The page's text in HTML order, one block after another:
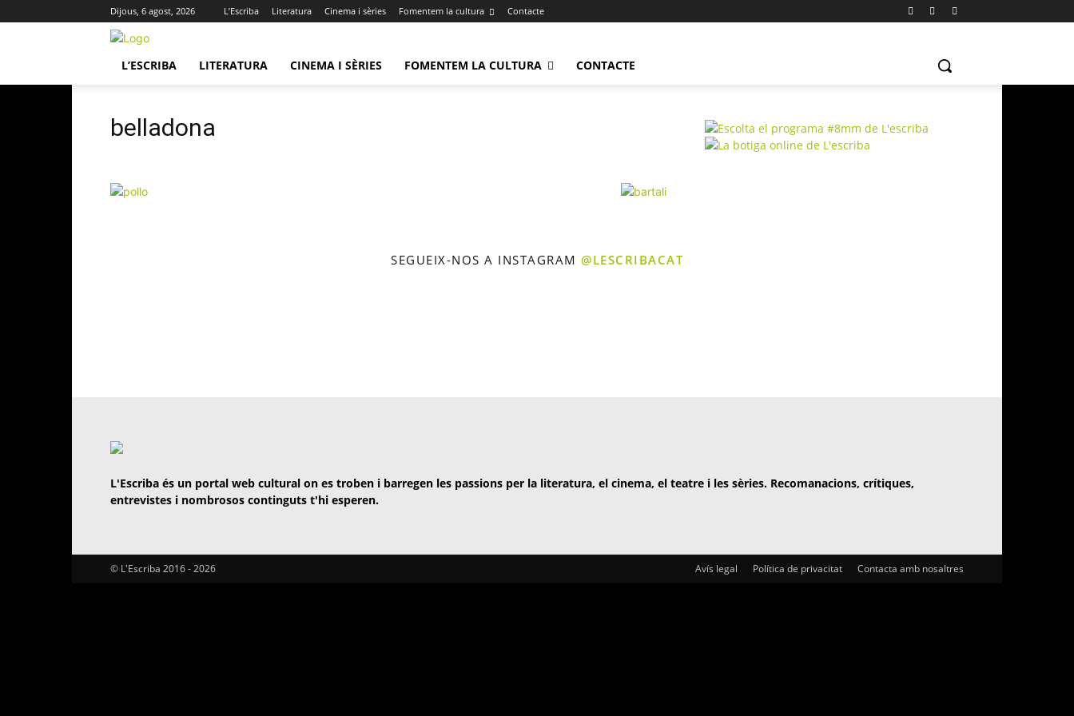
Dijous, 6 agost, 2026 L’Escriba Literatura Cinema i sèries Fomentem la cultura Contacte
L’ESCRIBA LITERATURA CINEMA I SÈRIES FOMENTEM LA CULTURA CONTACTE
belladona
SEGUEIX-NOS A INSTAGRAM @LESCRIBACAT
L'Escriba és un portal web cultural on es troben i barregen les passions per la literatura, el cinema, el teatre i les sèries. Recomanacions, crítiques,
entrevistes i nombrosos continguts t'hi esperen.
Avís legal Política de privacitat Contacta amb nosaltres
© L'Escriba 2016 -2026